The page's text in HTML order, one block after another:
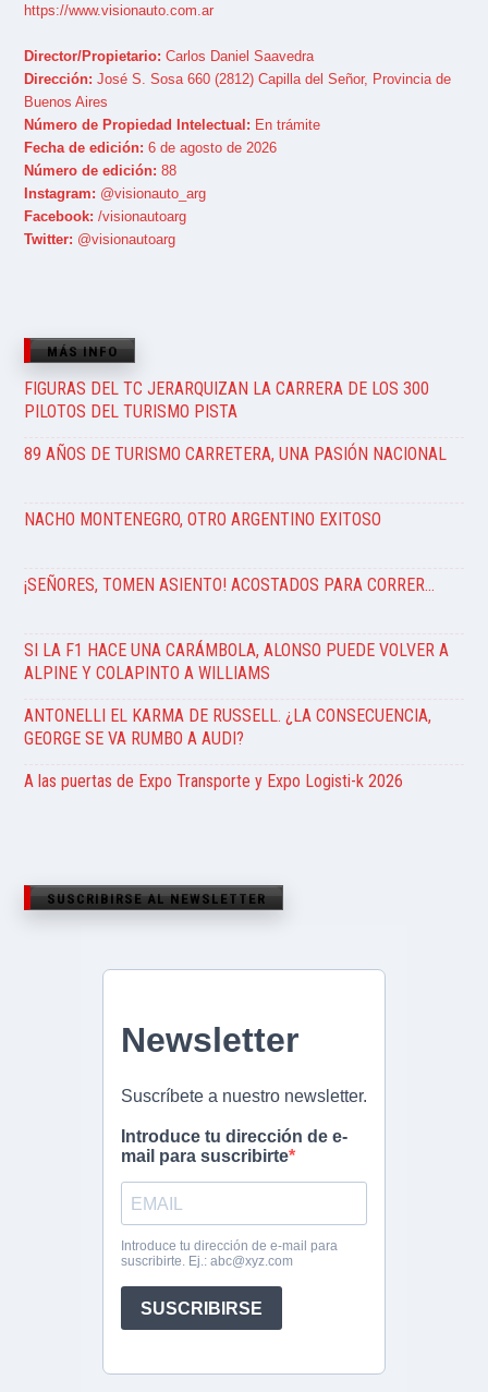
https://www.visionauto.com.ar
Director/Propietario: Carlos Daniel Saavedra
Dirección: José S. Sosa 660 (2812) Capilla del Señor, Provincia de
Buenos Aires
Número de Propiedad Intelectual: En trámite
Fecha de edición: 6 de agosto de 2026
Número de edición: 88
Instagram: @visionauto_arg
Facebook: /visionautoarg
Twitter: @visionautoarg
MÁS INFO
FIGURAS DEL TC JERARQUIZAN LA CARRERA DE LOS 300
PILOTOS DEL TURISMO PISTA
89 AÑOS DE TURISMO CARRETERA, UNA PASIÓN NACIONAL
NACHO MONTENEGRO, OTRO ARGENTINO EXITOSO
¡SEÑORES, TOMEN ASIENTO! ACOSTADOS PARA CORRER…
SI LA F1 HACE UNA CARÁMBOLA, ALONSO PUEDE VOLVER A
ALPINE Y COLAPINTO A WILLIAMS
ANTONELLI EL KARMA DE RUSSELL. ¿LA CONSECUENCIA,
GEORGE SE VA RUMBO A AUDI?
A las puertas de Expo Transporte y Expo Logisti-k 2026
SUSCRIBIRSE AL NEWSLETTER